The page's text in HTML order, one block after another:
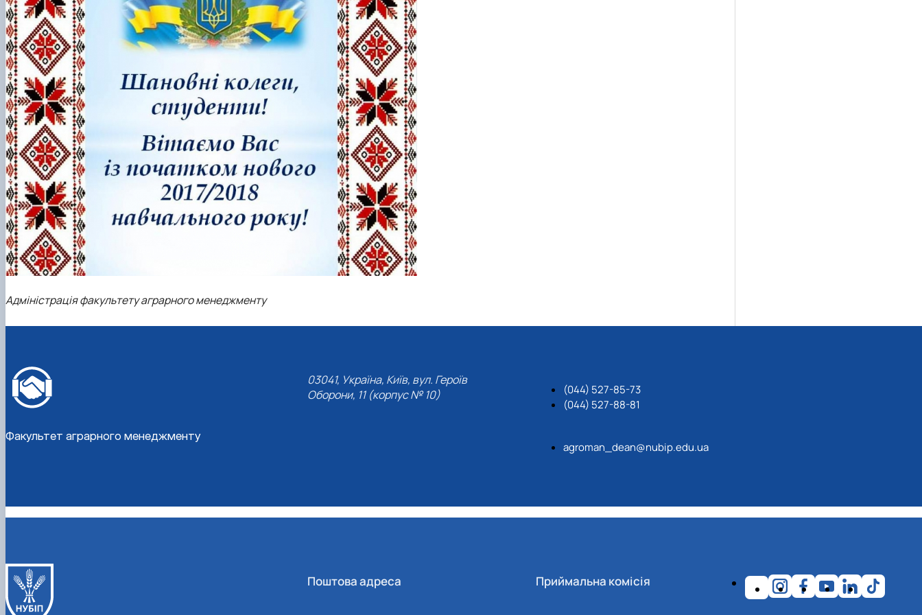
Сенат студентської організації факультету
Стипендія
Адміністрація факультету аграрного менеджменту
Факультет аграрного менеджменту
03041, Україна, Київ, вул. Героїв
Оборони, 11 (корпус № 10)
(044) 527-85-73
(044) 527-88-81
agroman_dean@nubip.edu.ua
Поштова адреса Приймальна комісія